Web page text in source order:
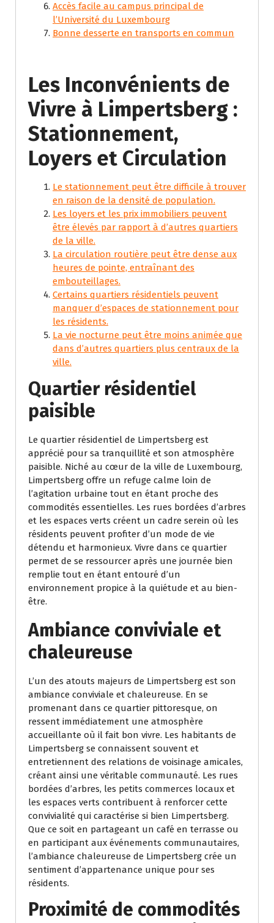
Accès facile au campus principal de
l’Université du Luxembourg
Bonne desserte en transports en commun
Les Inconvénients de
Vivre à Limpertsberg :
Stationnement,
Loyers et Circulation
Le stationnement peut être difficile à trouver
en raison de la densité de population.
Les loyers et les prix immobiliers peuvent
être élevés par rapport à d’autres quartiers
de la ville.
La circulation routière peut être dense aux
heures de pointe, entraînant des
embouteillages.
Certains quartiers résidentiels peuvent
manquer d’espaces de stationnement pour
les résidents.
La vie nocturne peut être moins animée que
dans d’autres quartiers plus centraux de la
ville.
Quartier résidentiel
paisible
Le quartier résidentiel de Limpertsberg est
apprécié pour sa tranquillité et son atmosphère
paisible. Niché au cœur de la ville de Luxembourg,
Limpertsberg offre un refuge calme loin de
l’agitation urbaine tout en étant proche des
commodités essentielles. Les rues bordées d’arbres
et les espaces verts créent un cadre serein où les
résidents peuvent profiter d’un mode de vie
détendu et harmonieux. Vivre dans ce quartier
permet de se ressourcer après une journée bien
remplie tout en étant entouré d’un
environnement propice à la quiétude et au bien-
être.
Ambiance conviviale et
chaleureuse
L’un des atouts majeurs de Limpertsberg est son
ambiance conviviale et chaleureuse. En se
promenant dans ce quartier pittoresque, on
ressent immédiatement une atmosphère
accueillante où il fait bon vivre. Les habitants de
Limpertsberg se connaissent souvent et
entretiennent des relations de voisinage amicales,
créant ainsi une véritable communauté. Les rues
bordées d’arbres, les petits commerces locaux et
les espaces verts contribuent à renforcer cette
convivialité qui caractérise si bien Limpertsberg.
Que ce soit en partageant un café en terrasse ou
en participant aux événements communautaires,
l’ambiance chaleureuse de Limpertsberg crée un
sentiment d’appartenance unique pour ses
résidents.
Proximité de commodités